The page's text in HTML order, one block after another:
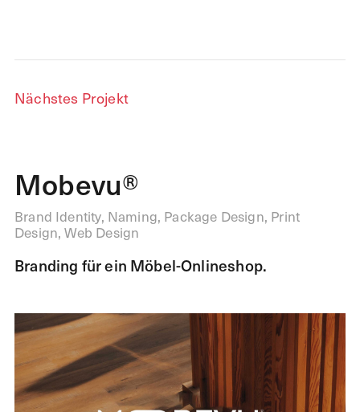
Nächstes Projekt
Mobevu®
Brand Identity, Naming, Package Design, Print
Design, Web Design
Branding für ein Möbel-Onlineshop.